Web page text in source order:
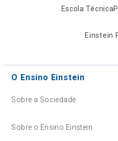
Escola Técnica
Einstein
O Ensino Einstein
Sobre a Sociedade
Sobre o Ensino Einstein